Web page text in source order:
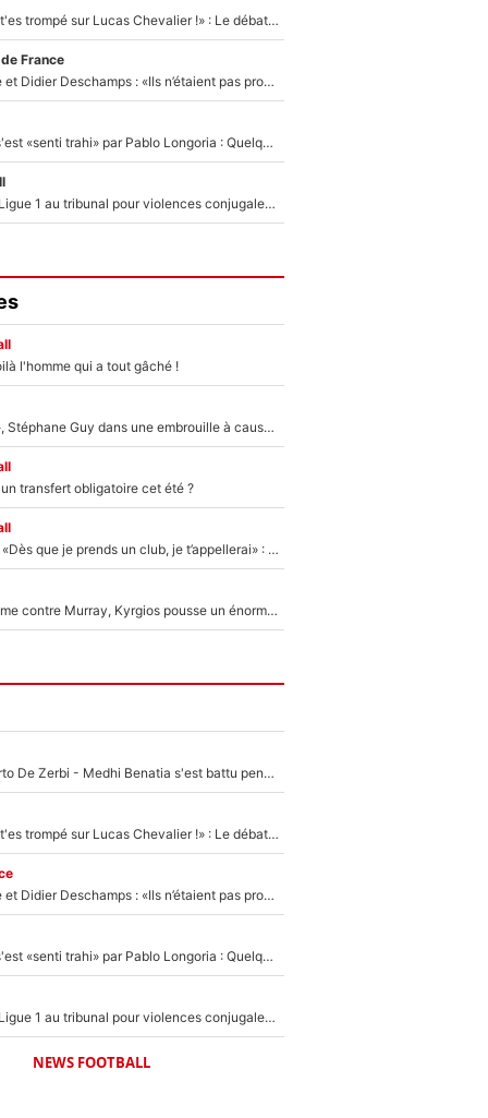
«Admets que tu t'es trompé sur Lucas Chevalier !» : Le débat sur le gardien du PSG vire au clash à l'After Foot
France
Zinédine Zidane et Didier Deschamps : «Ils n’étaient pas proches», les confidences d’un membre de l’équipe de France 1998 sur leur relation spéciale
Medhi Benatia s'est «senti trahi» par Pablo Longoria : Quelques semaines après son départ, l'ancien directeur de football de l'OM règle ses comptes
Des terrains de Ligue 1 au tribunal pour violences conjugales : Un arbitre français encourt une peine de 18 mois de prison !
l'homme qui a tout gâché !
«Détester à vie», Stéphane Guy dans une embrouille à cause du PSG !
transfert obligatoire cet été ?
Mercato - OM - «Dès que je prends un club, je t’appellerai» : La promesse de Marcelino au moment de claquer la porte
Victime de racisme contre Murray, Kyrgios pousse un énorme coup de gueule !
Départ de Roberto De Zerbi - Medhi Benatia s'est battu pendant six mois pour le retenir à l'OM, le PSG a été le naufrage de trop : «Je pars avec toi»
«Admets que tu t'es trompé sur Lucas Chevalier !» : Le débat sur le gardien du PSG vire au clash à l'After Foot
Zinédine Zidane et Didier Deschamps : «Ils n’étaient pas proches», les confidences d’un membre de l’équipe de France 1998 sur leur relation spéciale
Medhi Benatia s'est «senti trahi» par Pablo Longoria : Quelques semaines après son départ, l'ancien directeur de football de l'OM règle ses comptes
Des terrains de Ligue 1 au tribunal pour violences conjugales : Un arbitre français encourt une peine de 18 mois de prison !
NEWS FOOTBALL